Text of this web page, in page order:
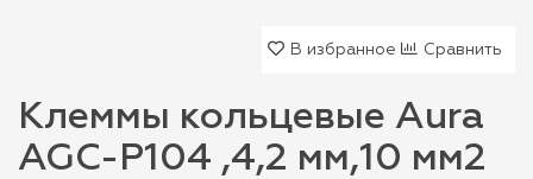
В избранное Сравнить
Клеммы кольцевые Aura
AGC-P104 ,4,2 мм,10 мм2